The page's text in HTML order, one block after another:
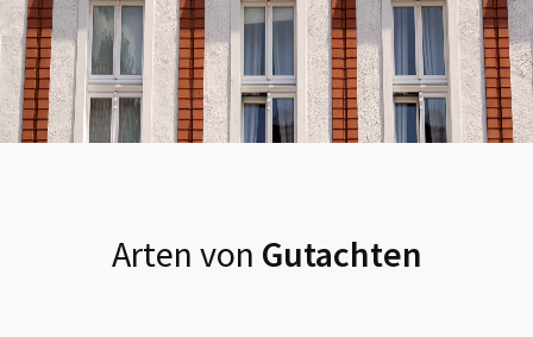
Arten von Gutachten